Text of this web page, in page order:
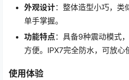
外观设计：整体造型小巧，类
单手掌握。
功能特点 ：具备9种震动模式
方便。IPX7完全防水，可放心
使用体验